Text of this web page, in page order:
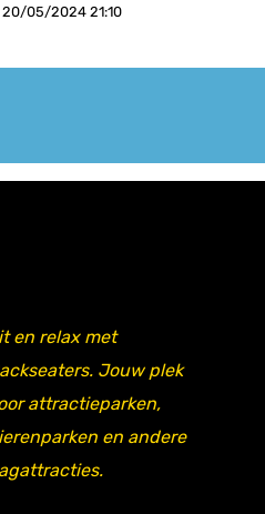
20/05/2024 21:10
en relax met
Jouw plek
attractieparken,
en andere